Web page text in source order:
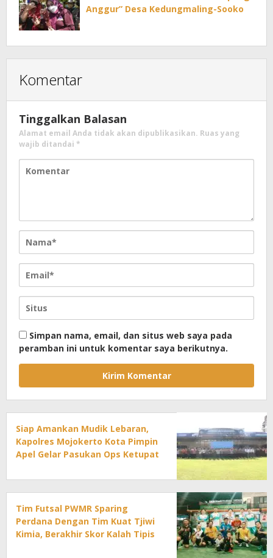
Anggur” Desa Kedungmaling-Sooko
Komentar
Tinggalkan Balasan
Alamat email Anda tidak akan dipublikasikan. Ruas yang
wajib ditandai *
Simpan nama, email, dan situs web saya pada
peramban ini untuk komentar saya berikutnya.
Siap Amankan Mudik Lebaran,
Kapolres Mojokerto Kota Pimpin
Apel Gelar Pasukan Ops Ketupat
Tim Futsal PWMR Sparing
Perdana Dengan Tim Kuat Tjiwi
Kimia, Berakhir Skor Kalah Tipis